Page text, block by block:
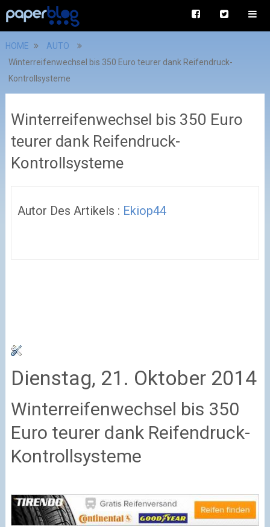
HOME
AUTO
Winterreifenwechsel bis 350 Euro teurer dank Reifendruck-
Kontrollsysteme
Winterreifenwechsel bis 350 Euro
teurer dank Reifendruck-
Kontrollsysteme
Autor Des Artikels : Ekiop44
Dienstag, 21. Oktober 2014
Winterreifenwechsel bis 350
Euro teurer dank Reifendruck-
Kontrollsysteme